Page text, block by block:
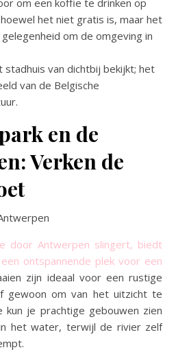
het niet gratis is, maar het
om de omgeving in
van dichtbij bekijkt; het
van de Belgische
en de
Verken de
door Antwerpen slingert, biedt
ontspannende plek voor een
zijn ideaal voor een rustige
gewoon om van het uitzicht te
kun je prachtige gebouwen zien
het water, terwijl de rivier zelf